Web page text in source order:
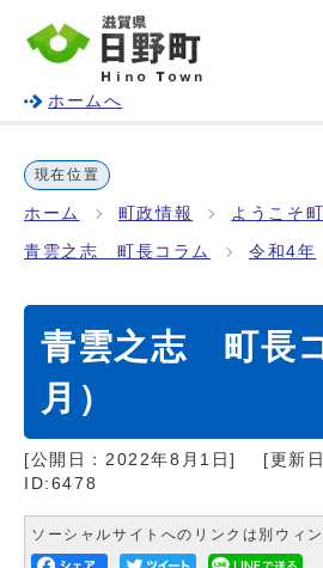
ホームへ
現在位置
ホーム 町政情報 ようこそ
青雲之志 町長コラム 令和4年
青雲之志 町長
月）
[公開日： 2022年8月1日] [更新日
ID:6478
ソーシャルサイトへのリンクは別ウィ